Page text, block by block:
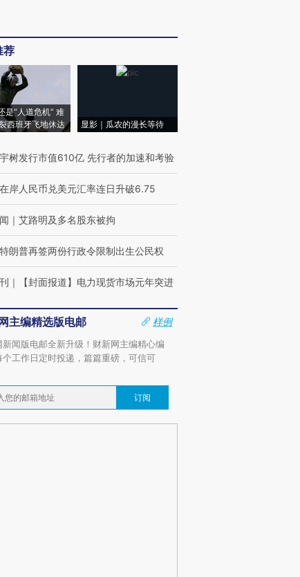
荐
是“人道危机” 难
西班牙飞地休达
显影｜瓜农的漫长等待
宇树发行市值610亿 先行者的加速和考验
在岸人民币兑美元汇率连日升破6.75
｜ 艾路明及多名股东被拘
特朗普再签两份行政令限制出生公民权
｜ 【封面报道】电力现货市场元年突进
主编精选版电邮
样例
新闻版电邮全新升级！财新网主编精心编
个工作日定时投递，篇篇重磅，可信可
订阅